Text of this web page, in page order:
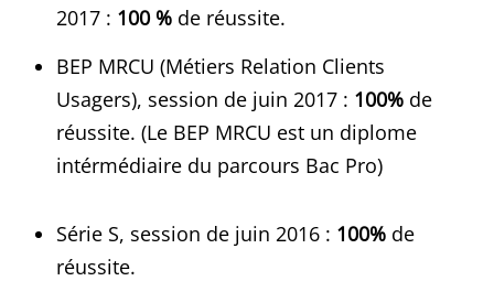
2017 : 100 % de réussite.
BEP MRCU (Métiers Relation Clients
Usagers), session de juin 2017 : 100% de
réussite. (Le BEP MRCU est un diplome
intérmédiaire du parcours Bac Pro)
Série S, session de juin 2016 : 100% de
réussite.